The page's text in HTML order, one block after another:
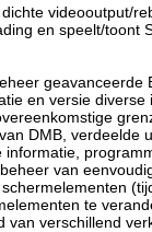
videooutput/
en speelt/toont
geavanceerde
en versie diverse
DMB, verdeelde
van
te
verschillend